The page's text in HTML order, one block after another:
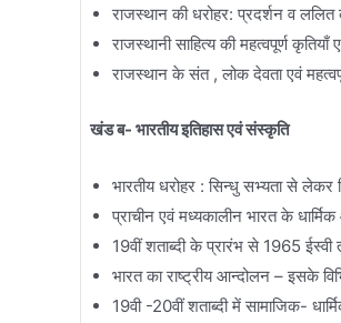
राजस्थान की धरोहर: प्रदर्शन व
राजस्थानी साहित्य की महत्वपूर्ण कृतियाँ
राजस्थान के संत , लोक देवता एवं
खंड ब- भारतीय इतिहास एवं संस्कृति
भारतीय धरोहर : सिन्धु सभ्यता से लेकर
प्राचीन एवं मध्यकालीन भारत के
19वीं शताब्दी के प्रारंभ से 1965
भारत का राष्ट्रीय आन्दोलन – इसके
19वी -20वीं शताब्दी में सामाजिक-